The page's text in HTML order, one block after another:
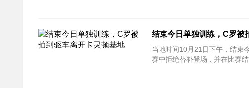
结束今日单独训练，C罗被
当地时间10月21日下午，结束今日单
赛中拒绝替补登场，并在比赛